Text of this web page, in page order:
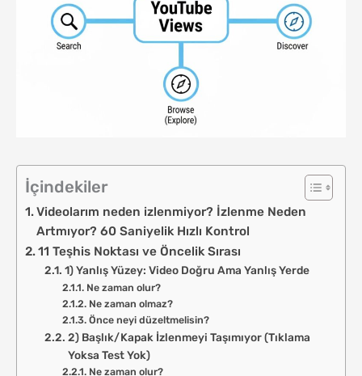
İçindekiler
Videolarım neden izlenmiyor? İzlenme Neden
Artmıyor? 60 Saniyelik Hızlı Kontrol
11 Teşhis Noktası ve Öncelik Sırası
1) Yanlış Yüzey: Video Doğru Ama Yanlış Yerde
Ne zaman olur?
Ne zaman olmaz?
Önce neyi düzeltmelisin?
2) Başlık/Kapak İzlenmeyi Taşımıyor (Tıklama
Yoksa Test Yok)
Ne zaman olur?